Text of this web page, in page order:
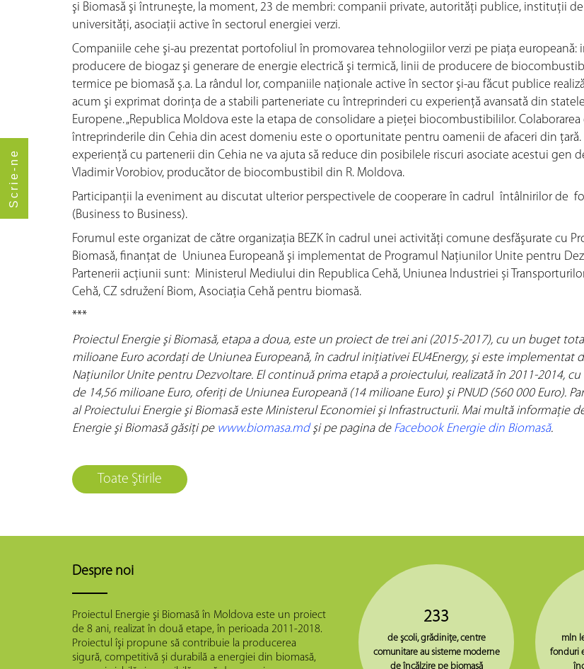
Scrie-ne
şi Biomasă şi întruneşte, la moment, 23 de membri: companii private, autorități publice, instituții de
universități, asociaţii active în sectorul energiei verzi.
Companiile cehe şi-au prezentat portofoliul în promovarea tehnologiilor verzi pe piaţa europeană:
producere de biogaz şi generare de energie electrică şi termică, linii de producere de
termice pe biomasă ş.a. La rândul lor, companiile naţionale active în sector şi-au făcut publice
acum şi exprimat dorinţa de a stabili parteneriate cu întreprinderi cu experienţă avansată din
Europene. „Republica Moldova este la etapa de consolidare a pieţei biocombustibililor. Colaborarea
întreprinderile din Cehia din acest domeniu este o oportunitate pentru oamenii de afaceri din ţară.
experiență cu partenerii din Cehia ne va ajuta să reduce din posibilele riscuri asociate acestui gen
Vladimir Vorobiov, producător de biocombustibil din R. Moldova.
Participanţii la eveniment au discutat ulterior perspectivele de cooperare în cadrul întâlnirilor de
(Business to Business).
Forumul este organizat de către organizația BEZK în cadrul unei activităţi comune desfăşurate cu
Biomasă, finanţat de Uniunea Europeană şi implementat de Programul Naţiunilor Unite pentru
Partenerii acţiunii sunt: Ministerul Mediului din Republica Cehă, Uniunea Industriei și
Cehă, CZ sdružení Biom, Asociația Cehă pentru biomasă.
***
Proiectul Energie şi Biomasă, etapa a doua, este un proiect de trei ani (2015-2017), cu un buget
milioane Euro acordaţi de Uniunea Europeană, în cadrul iniţiativei EU4Energy, şi este implementat
Naţiunilor Unite pentru Dezvoltare. El continuă prima etapă a proiectului, realizată în 2011-2014,
de 14,56 milioane Euro, oferiţi de Uniunea Europeană (14 milioane Euro) şi PNUD (560 000 Euro).
al Proiectului Energie şi Biomasă este Ministerul Economiei şi Infrastructurii. Mai multă informaţie
Energie şi Biomasă găsiţi pe www.biomasa.mdşi pe pagina de Facebook Energie din Biomasă.
Toate Ştirile
Despre noi
Proiectul Energie şi Biomasă în Moldova este un proiect
de 8 ani, realizat în două etape, în perioada 2011-2018.
Proiectul îşi propune să contribuie la producerea
sigură, competitivă și durabilă a energiei din biomasă,
233
de şcoli, grădiniţe, centre
comunitare au sisteme moderne
de încălzire pe biomasă
mln
fonduri